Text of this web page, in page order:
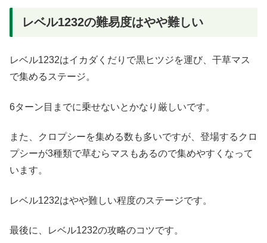
レベル1232の難易度はやや難しい
レベル1232はイカダくだりで黒ヒツジを運び、干草マス
で集めるステージ。
6ターン目までに乗せないとかなり厳しいです。
また、クロプシーを集める数も多いですが、登場するクロ
プシーが3種類で草むらマスもあるので集めやすくなって
います。
レベル1232はやや難しい程度のステージです。
最後に、レベル1232の攻略のコツです。